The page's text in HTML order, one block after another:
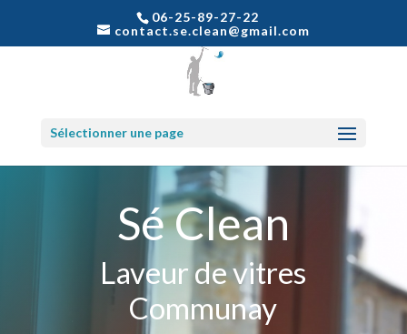
06-25-89-27-22
contact.se.clean@gmail.com
Sélectionner une page
Sé Clean
Laveur de vitres
Communay